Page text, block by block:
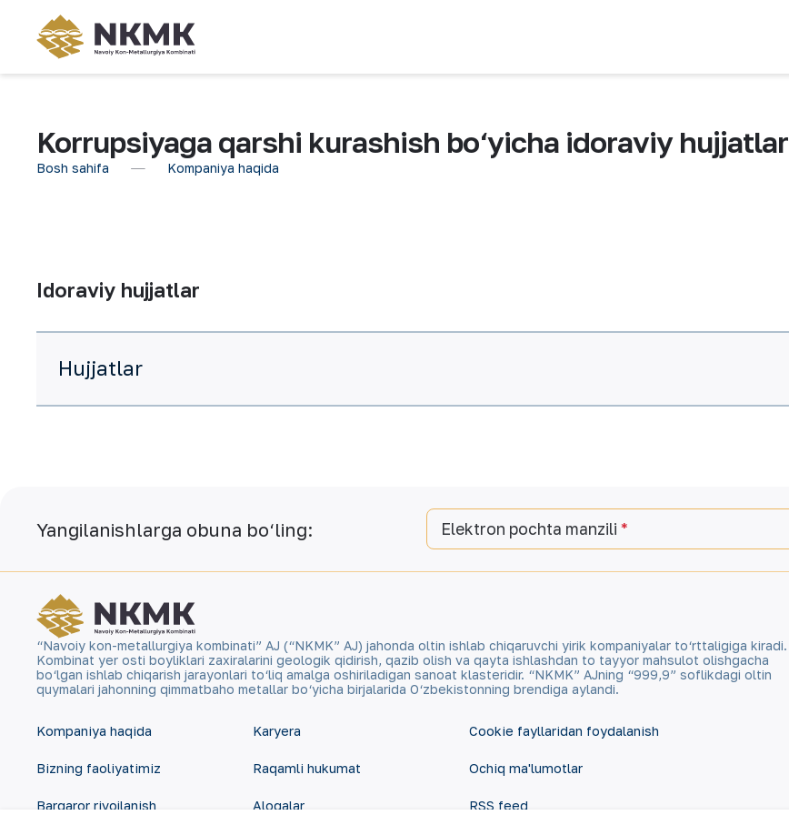
Korrupsiyaga qarshi kurashish bo‘yicha idoraviy hujjatlar
Bosh sahifa Kompaniya haqida
Idoraviy hujjatlar
Hujjatlar
Yangilanishlarga obuna bo‘ling: Elektron pochta manzili
“Navoiy kon-metallurgiya kombinati” AJ (“NKMK” AJ) jahonda oltin ishlab chiqaruvchi yirik kompaniyalar to‘rttaligiga kiradi.
Kombinat yer osti boyliklari zaxiralarini geologik qidirish, qazib olish va qayta ishlashdan to tayyor mahsulot olishgacha
bo‘lgan ishlab chiqarish jarayonlari to‘liq amalga oshiriladigan sanoat klasteridir. “NKMK” AJning “999,9” soflikdagi oltin
quymalari jahonning qimmatbaho metallar bo‘yicha birjalarida O‘zbekistonning brendiga aylandi.
Kompaniya haqida
Bizning faoliyatimiz
Barqaror rivojlanish
Karyera
Raqamli hukumat
Aloqalar
Cookie fayllaridan foydalanish
Ochiq ma'lumotlar
RSS feed